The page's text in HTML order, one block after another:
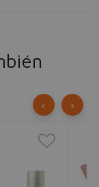
‹ ›